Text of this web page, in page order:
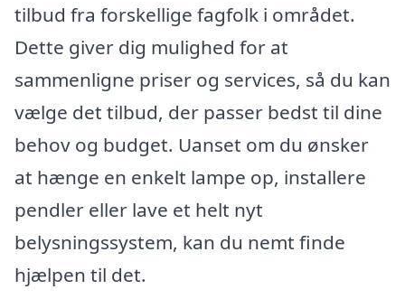
tilbud fra forskellige fagfolk i området.
Dette giver dig mulighed for at
sammenligne priser og services, så du kan
vælge det tilbud, der passer bedst til dine
behov og budget. Uanset om du ønsker
at hænge en enkelt lampe op, installere
pendler eller lave et helt nyt
belysningssystem, kan du nemt finde
hjælpen til det.